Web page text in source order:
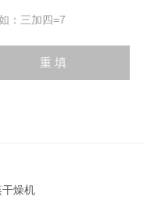
：三加四=7
燥机